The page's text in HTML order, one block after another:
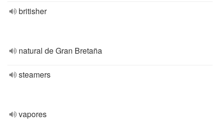
britisher
natural de Gran Bretaña
steamers
vapores